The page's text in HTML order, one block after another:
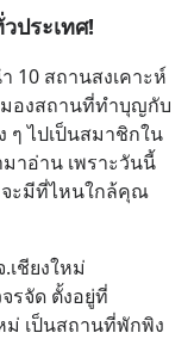
ประเทศ!
10 สถานสงเคาะห์
มองสถานที่ทำบุญกับ
ๆ ไปเป็นสมาชิกใน
าอ่าน เพราะวันนี้
จะมีที่ไหนใกล้คุณ
ชียงใหม่
รจัด ตั้งอยู่ที่
ม่ เป็นสถานที่พักพิง